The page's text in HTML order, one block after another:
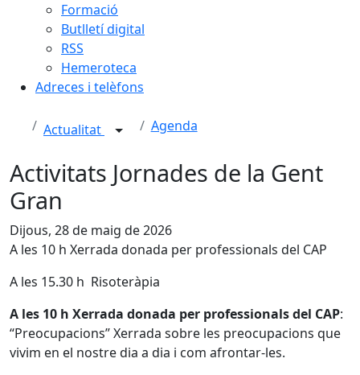
Formació
Butlletí digital
RSS
Hemeroteca
Adreces i telèfons
Actualitat Agenda
Activitats Jornades de la Gent
Gran
Dijous, 28 de maig de 2026
A les 10 h Xerrada donada per professionals del CAP
A les 15.30 h Risoteràpia
A les 10 h Xerrada donada per professionals del CAP:
“Preocupacions” Xerrada sobre les preocupacions que
vivim en el nostre dia a dia i com afrontar-les.